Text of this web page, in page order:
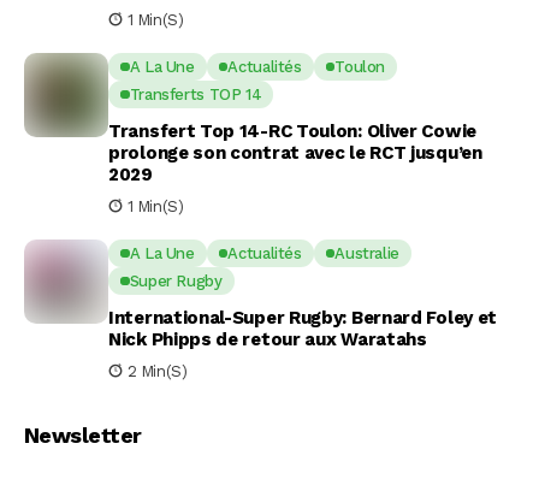
1 Min(s)
A La Une Actualités
Toulon
Transferts TOP 14
Transfert Top 14-RC Toulon: Oliver Cowie
prolonge son contrat avec le RCT jusqu’en
2029
1 Min(s)
A La Une Actualités
Australie
Super Rugby
International-Super Rugby: Bernard Foley et
Nick Phipps de retour aux Waratahs
2 Min(s)
Newsletter